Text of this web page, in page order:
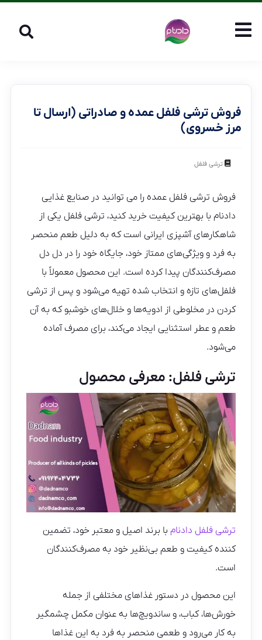
فروش ترشی فلفل عمده و صادراتی (ارسال تا
مرز خسروی)
ترشی فلفل
فروش ترشی فلفل عمده را می توانید در صنایع غذایی
دادنام با بهترین کیفیت خرید کنید، ترشی فلفل یکی از
شاهکارهای آشپزی ایرانی است که به دلیل طعم منحصر
به فرد و ویژگی‌های ممتاز خود، جایگاه خود را در دل دل
مصرف‌کنندگان پیدا کرده است. این محصول معمولاً با
فلفل‌های تازه و انتخاب شده تهیه می‌شود و پس از ترشی
کردن در مخلوطی از ادویه‌ها و خلال‌های خوشبو که به آن
طعم و عطر استثنایی ایجاد می‌کند، برای مصرف آماده
می‌شود.
ترشی فلفل: معرفی محصول
ترشی فلفل دادنام با برند اصیل و معتبر خود، تضمین
کننده کیفیت و طعم بی‌نظیر خود به مصرف‌کنندگان
است.
این محصول در دستور غذاهای مختلفی از جمله
خورش‌ها، کباب، و ساندویچ‌ها به عنوان مکمل چشمگیر
به کار می‌رود و طعمی منحصر به فرد به این غذاها